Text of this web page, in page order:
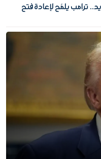
ترامب يلمّح لإعادة فتح